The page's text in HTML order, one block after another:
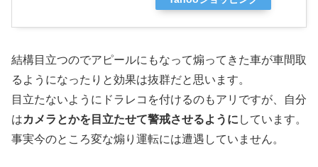
結構目立つのでアピールにもなって煽ってきた車が車間取
るようになったりと効果は抜群だと思います。
目立たないようにドラレコを付けるのもアリですが、自分
はカメラとかを目立たせて警戒させるように しています。
事実今のところ変な煽り運転には遭遇していません。